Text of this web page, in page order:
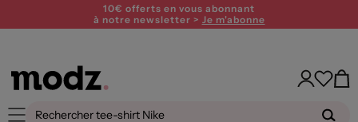
10€ offerts en vous abonnant
à notre newsletter > Je m'abonne